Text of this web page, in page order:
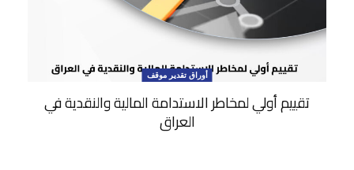
أوراق تقدير موقف
تقييم أولي لمخاطر الاستدامة المالية والنقدية في
العراق